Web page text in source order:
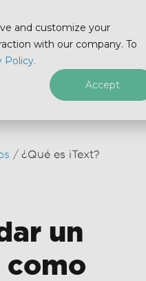
and customize your
with our company. To
Policy.
Accept
¿Qué es iText?
un
como